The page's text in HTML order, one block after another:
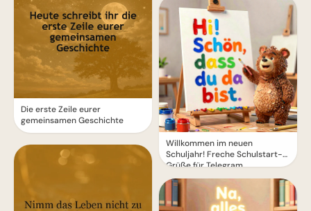
Die erste Zeile eurer
gemeinsamen Geschichte
Willkommen im neuen
Schuljahr! Freche Schulstart-
Grüße für Telegram